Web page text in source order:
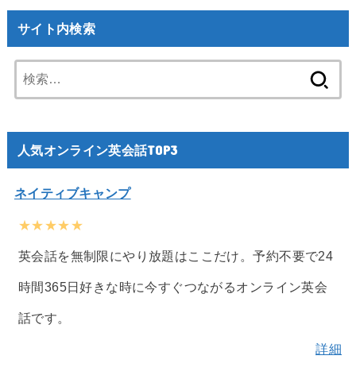
サイト内検索
索:
人気オンライン英会話TOP3
ネイティブキャンプ
★★★★★
英会話を無制限にやり放題はここだけ。予約不要で24
時間365日好きな時に今すぐつながるオンライン英会
話です。
詳細